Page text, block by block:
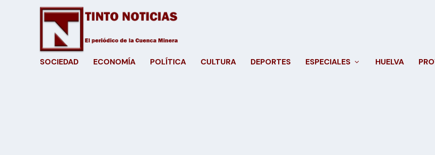
SOCIEDAD ECONOMÍA POLÍTICA CULTURA DEPORTES ESPECIALES HUELVA